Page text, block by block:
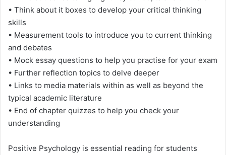
• Think about it boxes to develop your critical thinking
skills
• Measurement tools to introduce you to current thinking
and debates
• Mock essay questions to help you practise for your exam
• Further reflection topics to delve deeper
• Links to media materials within as well as beyond the
typical academic literature
• End of chapter quizzes to help you check your
understanding
Positive Psychology is essential reading for students